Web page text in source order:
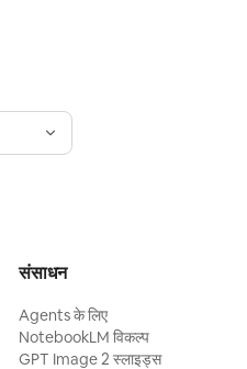
संसाधन
Agents के लिए
NotebookLM विकल्प
GPT Image 2 स्लाइड्स